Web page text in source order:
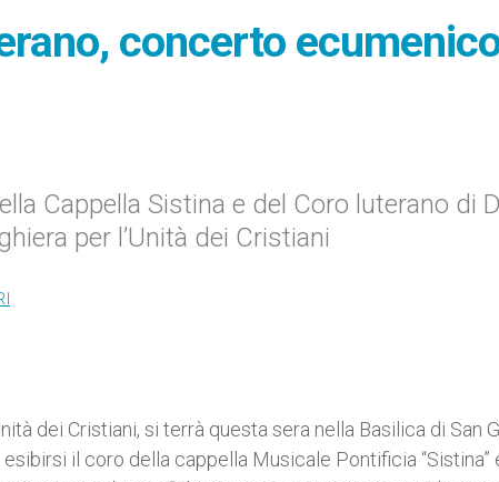
concerto
Cappella Sistina e del Coro luterano di
per l’Unità dei Cristiani
dei Cristiani, si terrà questa sera nella Basilica di San
il coro della cappella Musicale Pontificia “Sistina”